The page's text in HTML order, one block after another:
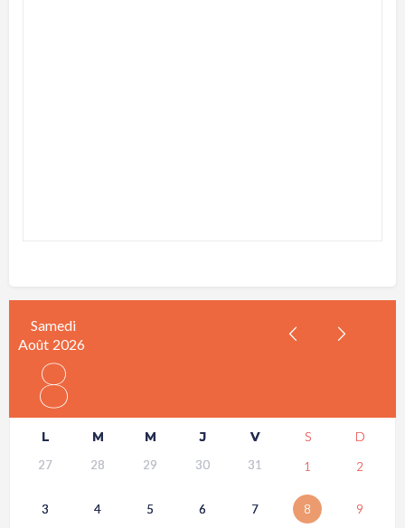
Samedi
Août 2026
8
L M M J V S D
27 28 29 30 31 1 2
3 4 5 6 7 8 9